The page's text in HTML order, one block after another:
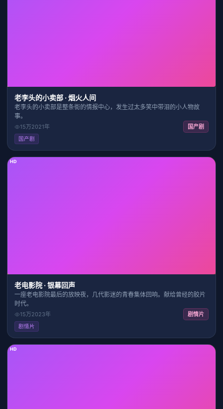
老李头的小卖部 · 烟火人间
老李头的小卖部是整条街的情报中心，发生过太多笑中带泪的小人物故
事。
15万2021年 国产剧
国产剧
HD
老电影院 · 银幕回声
一座老电影院最后的放映夜，几代影迷的青春集体回响。献给曾经的胶片
时代。
15万2023年 剧情片
剧情片
HD